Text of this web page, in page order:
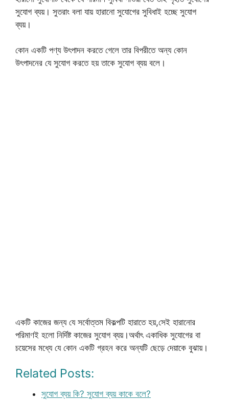
সুযোগ ব্যয়। সুতরাং বলা যায় হারানো সুযোগের সুবিধাই হচ্ছে সুযোগ
ব্যয়।
কোন একটি পণ্য উৎপাদন করতে গেলে তার বিপরীতে অন্য কোন
উৎপাদনের যে সুযোগ করতে হয় তাকে সুযোগ ব্যয় বলে।
একটি কাজের জন্য যে সর্বোত্তম বিকল্পটি হারাতে হয়,সেই হারানোর
পরিমাণই হলো নির্দিষ্ট কাজের সুযোগ ব্যয়।অর্থাৎ একাধিক সুযোগের বা
চয়েসের মধ্যে যে কোন একটি গ্রহন করে অন্যটি ছেড়ে দেয়াকে বুঝায়।
Related Posts:
সুযোগ ব্যয় কি? সুযোগ ব্যয় কাকে বলে?